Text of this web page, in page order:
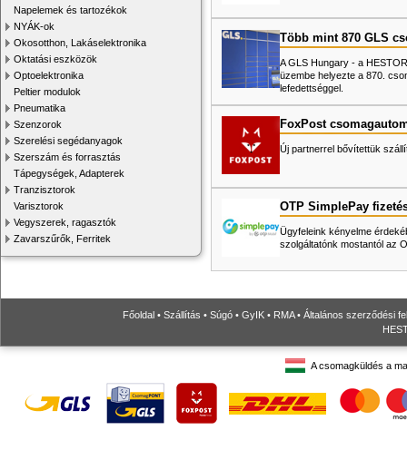
Napelemek és tartozékok
NYÁK-ok
Okosotthon, Lakáselektronika
Oktatási eszközök
Optoelektronika
Peltier modulok
Pneumatika
Szenzorok
Szerelési segédanyagok
Szerszám és forrasztás
Tápegységek, Adapterek
Tranzisztorok
Varisztorok
Vegyszerek, ragasztók
Zavarszűrők, Ferritek
Több mint 870 GLS
A GLS Hungary - a
üzembe helyezte a 870.
lefedettséggel.
FoxPost
Új partnerrel bővítettük
OTP SimplePay
Ügyfeleink kényelme
szolgáltatónk mostantól az
Főoldal • Szállítás • Súgó • GyIK • RMA• Általános szerződési
A csomagküldés a